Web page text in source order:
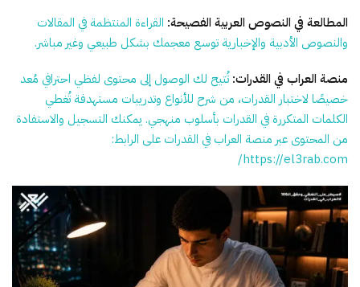
المطالعة في النصوص العربية الفصيحة: القراءة المنتظمة في المقالات
والنصوص الأدبية والإخبارية توسع معجمك بشكل طبيعي وغير مباشر.
منصة العراب في القدرات:تُتيح لك الوصول إلى محتوى لفظي احترافي مُعد
خصيصًا لاختبار القدرات، من شرح للأنواع وتدريبات مستهدفة تُغطي
الكلمات المتكررة في القدرات بأسلوب منهجي. يمكنك التسجيل والاستفادة
من المحتوى عبر منصة العراب في القدرات على الرابط:
https://el3rab.com/